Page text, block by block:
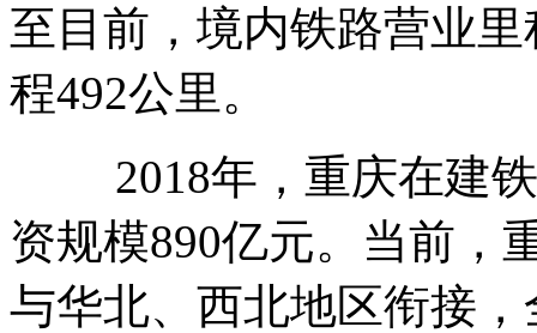
至目前，境内铁路营业
程492公里。
2018年，重庆在建铁
资规模890亿元。当前，
与华北、西北地区衔接